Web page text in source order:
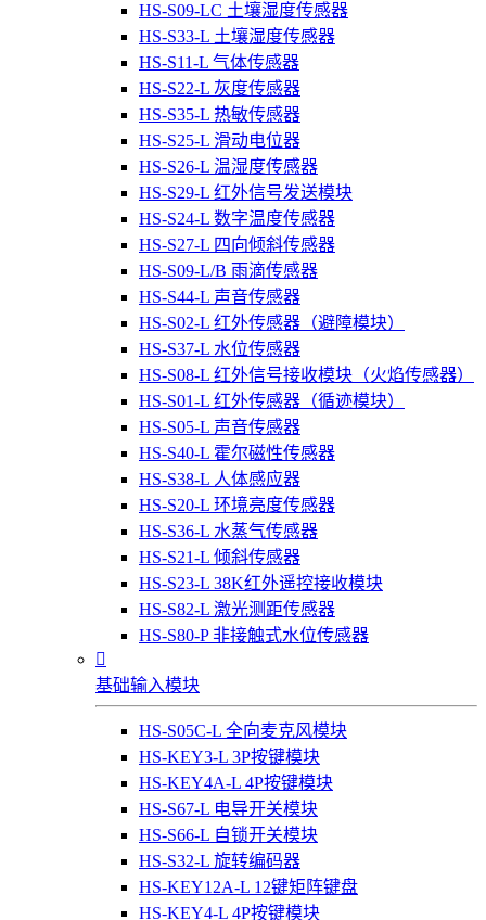
HS-S09-LC 土壤湿度传感器
HS-S33-L 土壤湿度传感器
HS-S11-L 气体传感器
HS-S22-L 灰度传感器
HS-S35-L 热敏传感器
HS-S25-L 滑动电位器
HS-S26-L 温湿度传感器
HS-S29-L 红外信号发送模块
HS-S24-L 数字温度传感器
HS-S27-L 四向倾斜传感器
HS-S09-L/B 雨滴传感器
HS-S44-L 声音传感器
HS-S02-L 红外传感器（避障模块）
HS-S37-L 水位传感器
HS-S08-L 红外信号接收模块（火焰传感器）
HS-S01-L 红外传感器（循迹模块）
HS-S05-L 声音传感器
HS-S40-L 霍尔磁性传感器
HS-S38-L 人体感应器
HS-S20-L 环境亮度传感器
HS-S36-L 水蒸气传感器
HS-S21-L 倾斜传感器
HS-S23-L 38K红外遥控接收模块
HS-S82-L 激光测距传感器
HS-S80-P 非接触式水位传感器

基础输入模块
HS-S05C-L 全向麦克风模块
HS-KEY3-L 3P按键模块
HS-KEY4A-L 4P按键模块
HS-S67-L 电导开关模块
HS-S66-L 自锁开关模块
HS-S32-L 旋转编码器
HS-KEY12A-L 12键矩阵键盘
HS-KEY4-L 4P按键模块